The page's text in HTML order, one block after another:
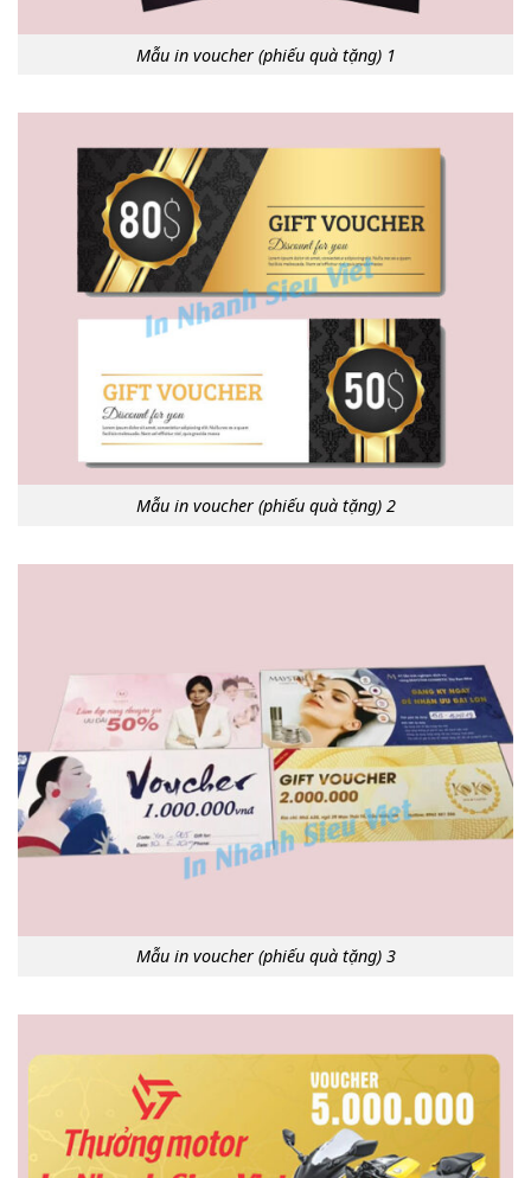
Mẫu in voucher (phiếu quà tặng) 1
Mẫu in voucher (phiếu quà tặng) 2
Mẫu in voucher (phiếu quà tặng) 3